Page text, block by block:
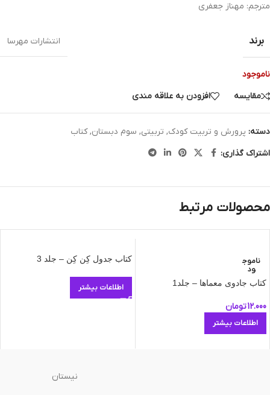
مترجم: مهناز جعفری
برند انتشارات مهرسا
ناموجود
مقایسه
افزودن به علاقه مندی
دسته: پرورش و تربیت کودک, تربیتی, سوم دبستان, کتاب
اشتراک گذاری:
محصولات مرتبط
ناموج
ود
کتاب جادوی معماها – جلد1
12.000تومان
اطلاعات بیشتر
کتاب جدول کِن کِن – جلد 3
اطلاعات بیشتر
نیستان